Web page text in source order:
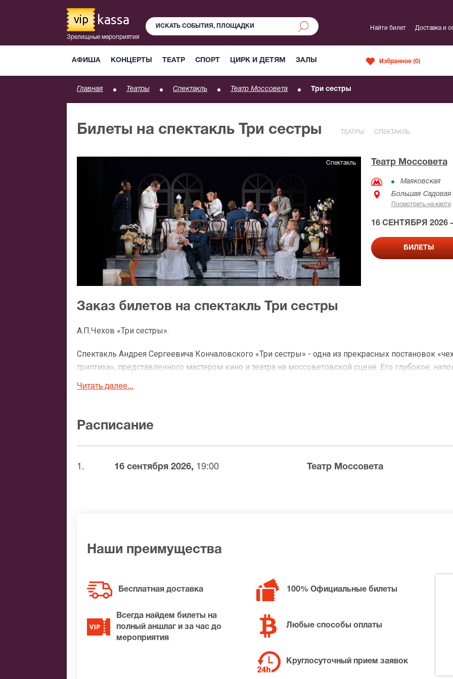
vip kassa
Зрелищные мероприятия
АФИША КОНЦЕРТЫ ТЕАТР СПОРТ ЦИРК И ДЕТЯМ ЗАЛЫ
Найти билет Доставка и
Избранное (0)
Главная Театры Спектакль Театр Моссовета Три сестры
Билеты на спектакль Три сестры ТЕАТРЫ СПЕКТАКЛЬ
Спектакль Театр Моссовета
Маяковская
Большая Садовая
Посмотреть на карте
16 СЕНТЯБРЯ 2026 -
БИЛЕТЫ
Заказ билетов на спектакль Три сестры
А.П.Чехов «Три сестры».
Спектакль Андрея Сергеевича Кончаловского «Три сестры» - одна из прекрасных постановок
триптиха», представленного мастером кино и театра на моссоветовской сцене. Его глубокое,
новыми нюансами, прочтение русской классики – заслужило много восторженных отзывов.
своих героев в контексте и истории, и сегодняшнего дня. Постановки Кончаловского всегда идут
Отдельная глава разговора – состав исполнителей. В спектакле заняты лучшие и бесконечно
мощный, многоплановый, очень гибкий в каждой из своих ролей, и образ Вершинина он
Читать далее...
Расписание
1. 16 сентября 2026, 19:00 Театр Моссовета
Наши преимущества
Бесплатная доставка 100% Официальные билеты
Всегда найдем билеты на
полный аншлаг и за час до
мероприятия
Любые способы оплаты
Круглосуточный прием заявок